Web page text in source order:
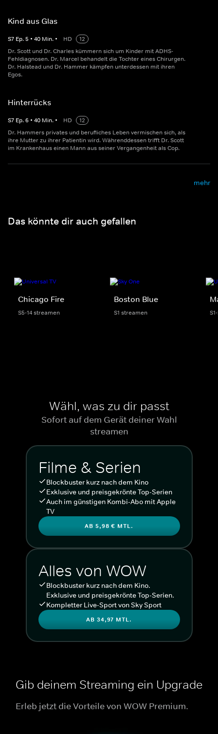
Kind aus Glas
S7 Ep.5 • 40 Min. • HD
12
Dr. Scott und Dr. Charles kümmern sich um Kinder mit ADHS-
Fehldiagnosen. Dr. Marcel behandelt die Tochter eines Chirurgen.
Dr. Halstead und Dr. Hammer kämpfen unterdessen mit ihren
Egos.
Hinterrücks
S7 Ep.6 • 40 Min. • HD
12
Dr. Hammers privates und berufliches Leben vermischen sich, als
ihre Mutter zu ihrer Patientin wird. Währenddessen trifft Dr. Scott
im Krankenhaus einen Mann aus seiner Vergangenheit als Cop.
mehr
Das könnte dir auch gefallen
Chicago Fire
S5-14 streamen
Boston Blue
S1 streamen
Wähl, was zu dir passt
Sofort auf dem Gerät deiner Wahl
streamen
Filme & Serien
Blockbuster kurz nach dem Kino
Exklusive und preisgekrönte Top-Serien
Auch im günstigen Kombi-Abo mit Apple
TV
AB 5,98 € MTL.
Alles von WOW
Blockbuster kurz nach dem Kino.
Exklusive und preisgekrönte Top-Serien.
Kompletter Live-Sport von Sky Sport
AB 34,97 MTL.
Gib deinem Streaming ein Upgrade
Erleb jetzt die Vorteile von WOW Premium.